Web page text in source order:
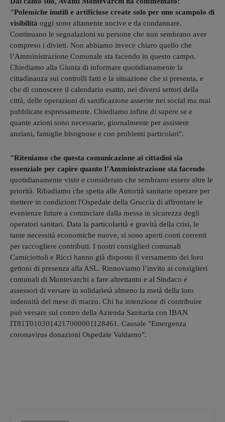
"Polemiche inutili e artificiose create solo per uno scampolo di
visibilità oggi sono altamente nocive e da condannare.
Continuano le segnalazioni su persone che non sembrano aver
compreso i divieti. Non abbiamo invece chiaro quello che
l’Amministrazione Comunale sta facendo in questo campo.
Chiediamo alla Giunta di informare quotidianamente la
cittadinanza sui controlli fatti e la situazione che si presenta, e
che di conoscere il calendario esatto, nei diversi settori della
città, delle operazioni di sanificazione asserite nei social ma mai
pubblicate espressamente. Chiediamo infine di sapere se e
quante azioni sono necessarie, giornalmente per assistere
anziani, famiglie bisognose e con problemi particolari".
"Riteniamo che questa comunicazione ai cittadini sia
essenziale per capire quanto l’Amministrazione sta facendo
quotidianamente visto e considerato che sembrano essere altre le
priorità. Ribadiamo che spetta alle Autorità sanitarie operare per
mettere in condizioni l'Ospedale della Gruccia di affrontare le
evenienze future a cominciare dalla messa in sicurezza degli
operatori sanitari. Data la particolarità e gravità della crisi, le
tante necessità economiche nuove, si sono aperti conti correnti
per raccogliere contributi. I nostri consiglieri comunali
Camiciottoli e Ricci hanno già disposto il versamento dei loro
gettoni di presenza alla ASL. Rinnoviamo l’invito ai consiglieri
comunali di Montevarchi a fare altrettanto e al Sindaco e
assessori di versare in solidarietà almeno la metà della loro
indennità del mese di marzo. Chi ha intenzione di contribuire
può versare sul contro della Azienda Sanitaria con IBAN
IT81T0103014217000001128461. Causale "Emergenza
coronavirus donazioni Ospedale Valdarno".